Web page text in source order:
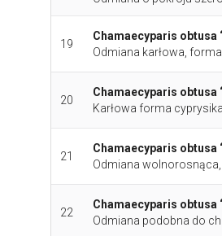
19
Chamaecyparis obtusa
Odmiana karłowa,
20
Chamaecyparis obtusa
Karłowa forma
21
Chamaecyparis obtusa
Odmiana wolnorosnąca,
22
Chamaecyparis obtusa
Odmiana podobna do